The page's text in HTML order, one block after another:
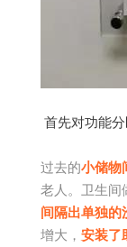
首先对功能
过去的小储物
老人。卫生间
间隔出单独的
增大， 安装了